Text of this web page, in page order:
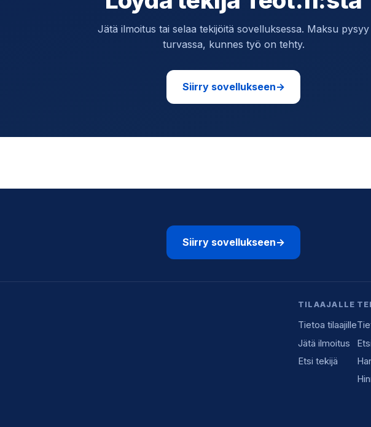
Jätä ilmoitus tai selaa tekijöitä sovelluksessa. Maksu pysyy
turvassa, kunnes työ on tehty.
Siirry sovellukseen→
Siirry sovellukseen→
TILAAJALLE
Tietoa tilaajille
Jätä ilmoitus
Etsi tekijä